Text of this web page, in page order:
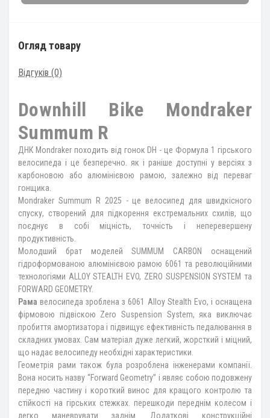
Огляд товару
Відгуків (0)
Downhill Bike Mondraker
Summum R
ДНК Mondraker походить від гонок DH - це Формула 1 гірського
велосипеда і це безперечно. як і раніше доступні у версіях з
карбоновою або алюмінієвою рамою, залежно від переваг
гонщика.
Mondraker Summum R 2025 - це велосипед для швидкісного
спуску, створений для підкорення екстремальних схилів, що
поєднує в собі міцність, точність і неперевершену
продуктивність.
Молодший брат моделей SUMMUM CARBON оснащений
гідроформованою алюмінієвою рамою 6061 та революційними
технологіями ALLOY STEALTH EVO, ZERO SUSPENSION SYSTEM та
FORWARD GEOMETRY.
Рама велосипеда зроблена з 6061 Alloy Stealth Evo, і оснащена
фірмовою підвіскою Zero Suspension System, яка виключає
пробиття амортизатора і підвищує ефективність педалювання в
складних умовах. Сам матеріал дуже легкий, жорсткий і міцний,
що надає велосипеду необхідні характеристики.
Геометрія рами також була розроблена інженерами компанії.
Вона носить назву “Forward Geometry” і являє собою подовжену
передню частину і короткий винос для кращого контролю та
стійкості на гірських стежках. перешкоди переднім колесом і
легко маневрувати заднім. Додаткові конструкційні